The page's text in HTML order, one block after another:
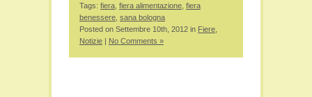
Tags: fiera fiera alimentazione fiera
benessere sana bologna
Posted on Settembre 10th, 2012 in Fiere
Notizie | No Comments »